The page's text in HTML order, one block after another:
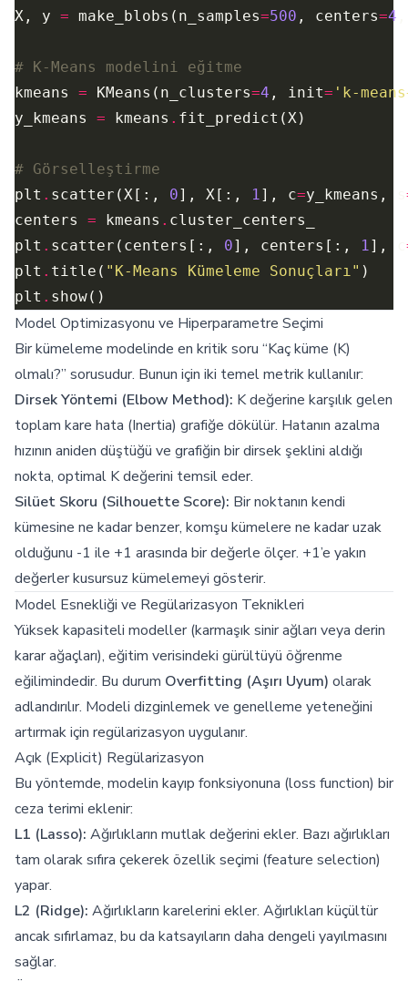
X, y = make_blobs(n_samples=500 , centers=4
# K-Means modelini eğitme
kmeans = KMeans(n_clusters=4 , init= 'k-
y_kmeans = kmeans .
# Görselleştirme
plt . scatter(X[:, 0], X[:, 1 ], c=y_kmeans, s
centers = kmeans .
plt . scatter(centers[:, 0], centers[:, 1 ], c
plt . title( "K-Means Kümeleme Sonuçları"
plt .
Model Optimizasyonu ve Hiperparametre Seçimi
Bir kümeleme modelinde en kritik soru “Kaç küme (K)
olmalı?” sorusudur. Bunun için iki temel metrik kullanılır:
Dirsek Yöntemi (Elbow Method): K değerine karşılık gelen
toplam kare hata (Inertia) grafiğe dökülür. Hatanın azalma
hızının aniden düştüğü ve grafiğin bir dirsek şeklini aldığı
nokta, optimal K değerini temsil eder.
Silüet Skoru (Silhouette Score): Bir noktanın kendi
kümesine ne kadar benzer, komşu kümelere ne kadar uzak
olduğunu -1 ile +1 arasında bir değerle ölçer. +1’e yakın
değerler kusursuz kümelemeyi gösterir.
Model Esnekliği ve Regülarizasyon Teknikleri
Yüksek kapasiteli modeller (karmaşık sinir ağları veya derin
karar ağaçları), eğitim verisindeki gürültüyü öğrenme
eğilimindedir. Bu durum Overfitting (Aşırı Uyum) olarak
adlandırılır. Modeli dizginlemek ve genelleme yeteneğini
artırmak için regülarizasyon uygulanır.
Açık (Explicit) Regülarizasyon
Bu yöntemde, modelin kayıp fonksiyonuna (loss function) bir
ceza terimi eklenir:
L1 (Lasso): Ağırlıkların mutlak değerini ekler. Bazı ağırlıkları
tam olarak sıfıra çekerek özellik seçimi (feature selection)
yapar.
L2 (Ridge): Ağırlıkların karelerini ekler. Ağırlıkları küçültür
ancak sıfırlamaz, bu da katsayıların daha dengeli yayılmasını
sağlar.